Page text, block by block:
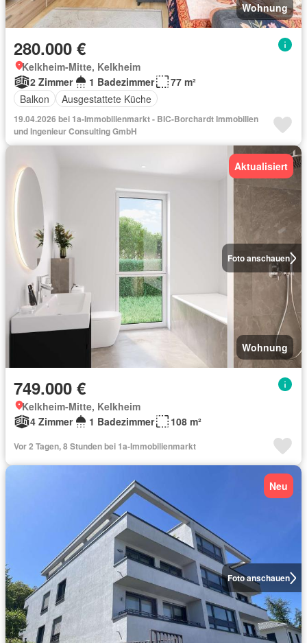
Wohnung
280.000 €
Kelkheim-Mitte, Kelkheim
2 Zimmer
1 Badezimmer
77 m²
Balkon
Ausgestattete Küche
19.04.2026 bei 1a-Immobilienmarkt - BIC-Borchardt Immobilien
und Ingenieur Consulting GmbH
Foto anschauen
Aktualisiert
Wohnung
749.000 €
Kelkheim-Mitte, Kelkheim
4 Zimmer
1 Badezimmer 108 m²
Vor 2 Tagen, 8 Stunden bei 1a-Immobilienmarkt
Foto anschauen
Neu